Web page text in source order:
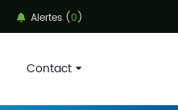
Alertes (0)
Contact